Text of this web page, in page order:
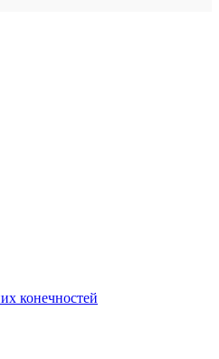
конечностей